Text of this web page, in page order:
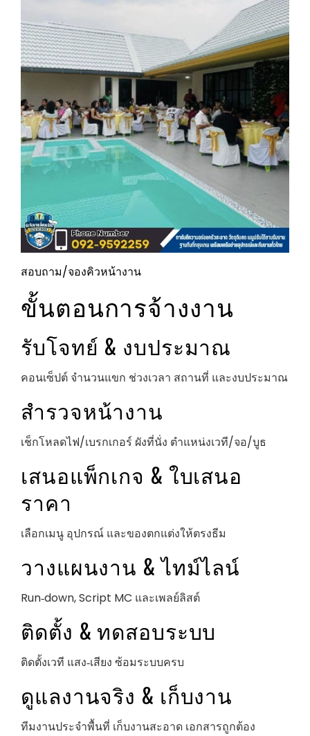
สอบถาม/จองคิวหน้างาน
ขั้นตอนการจ้างงาน
รับโจทย์ & งบประมาณ
คอนเซ็ปต์ จำนวนแขก ช่วงเวลา สถานที่ และงบประมาณ
สำรวจหน้างาน
เช็กโหลดไฟ/เบรกเกอร์ ผังที่นั่ง ตำแหน่งเวที/จอ/บูธ
เสนอแพ็กเกจ & ใบเสนอ
ราคา
เลือกเมนู อุปกรณ์ และของตกแต่งให้ตรงธีม
วางแผนงาน & ไทม์ไลน์
Run‑down, Script MC และเพลย์ลิสต์
ติดตั้ง & ทดสอบระบบ
ติดตั้งเวที แสง‑เสียง ซ้อมระบบครบ
ดูแลงานจริง & เก็บงาน
ทีมงานประจำพื้นที่ เก็บงานสะอาด เอกสารถูกต้อง